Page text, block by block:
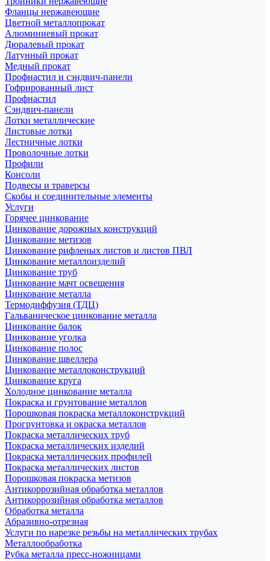
Фланцы нержавеющие
Цветной металлопрокат
Алюминиевый прокат
Дюралевый прокат
Латунный прокат
Медный прокат
Профнастил и сэндвич-панели
Гофрированный лист
Профнастил
Сэндвич-панели
Лотки металлические
Листовые лотки
Лестничные лотки
Проволочные лотки
Профили
Консоли
Подвесы и траверсы
Скобы и соединительные элементы
Услуги
Горячее цинкование
Цинкование дорожных конструкций
Цинкование метизов
Цинкование рифленых листов и листов ПВЛ
Цинкование металлоизделий
Цинкование труб
Цинкование мачт освещения
Цинкование металла
Термодиффузия (ТДЦ)
Гальваническое цинкование металла
Цинкование балок
Цинкование уголка
Цинкование полос
Цинкование швеллера
Цинкование металлоконструкций
Цинкование круга
Холодное цинкование металла
Покраска и грунтование металлов
Порошковая покраска металлоконструкций
Прогрунтовка и окраска металлов
Покраска металлических труб
Покраска металлических изделий
Покраска металлических профилей
Покраска металлических листов
Порошковая покраска метизов
Антикоррозийная обработка металлов
Антикоррозийная обработка металлов
Обработка металла
Абразивно-отрезная
Услуги по нарезке резьбы на металлических трубах
Металлообработка
Рубка металла пресс-ножницами